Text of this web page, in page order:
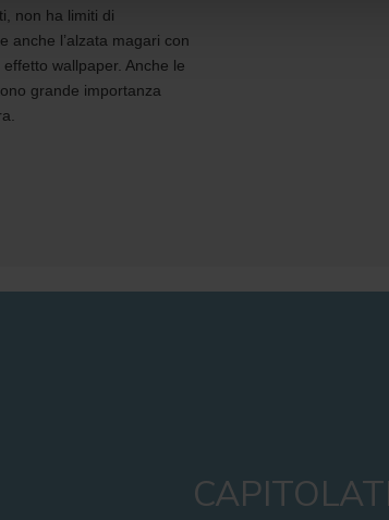
non ha limiti di
anche l’alzata magari con
wallpaper. Anche le
grande importanza